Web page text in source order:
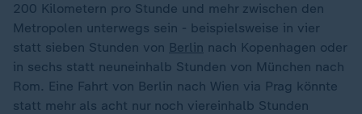
200 Kilometern pro Stunde und mehr zwischen den
Metropolen unterwegs sein - beispielsweise in vier
statt sieben Stunden von Berlin nach Kopenhagen oder
in sechs statt neuneinhalb Stunden von München nach
Rom. Eine Fahrt von Berlin nach Wien via Prag könnte
statt mehr als acht nur noch viereinhalb Stunden